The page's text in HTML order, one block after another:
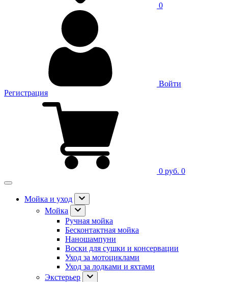
0
Войти
Регистрация
0 руб. 0
Мойка и уход
Мойка
Ручная мойка
Бесконтактная мойка
Наношампуни
Воски для сушки и консервации
Уход за мотоциклами
Уход за лодками и яхтами
Экстерьер